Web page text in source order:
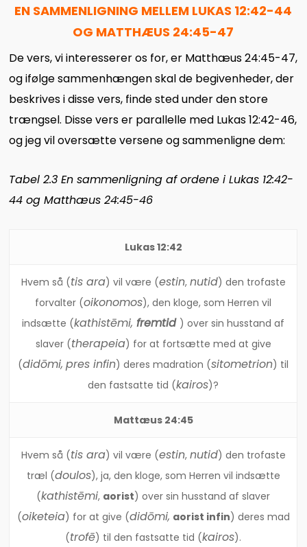
EN SAMMENLIGNING MELLEM LUKAS 12:42-44
OG MATTHÆUS 24:45-47
De vers, vi interesserer os for, er Matthæus 24:45-47,
og ifølge sammenhængen skal de begivenheder, der
beskrives i disse vers, finde sted under den store
trængsel. Disse vers er parallelle med Lukas 12:42-46,
og jeg vil oversætte versene og sammenligne dem:
Tabel 2.3 En sammenligning af ordene i Lukas 12:42-
44 og Matthæus 24:45-46
Lukas 12:42
Hvem så (tis ara) vil være (estin, nutid) den trofaste
forvalter (oikonomos), den kloge, som Herren vil
indsætte (kathistēmi,fremtid ) over sin husstand af
slaver (therapeia) for at fortsætte med at give
(didōmi, pres infin) deres madration (sitometrion) til
den fastsatte tid (kairos)?
Mattæus 24:45
Hvem så (tis ara) vil være (estin, nutid) den trofaste
træl (doulos), ja, den kloge, som Herren vil indsætte
(kathistēmi, aorist) over sin husstand af slaver
(oiketeia) for at give (didōmi, aorist infin) deres mad
(trofē) til den fastsatte tid (kairos).